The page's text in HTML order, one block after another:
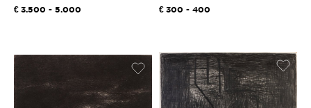
3.500 - 5.000 300 - 400